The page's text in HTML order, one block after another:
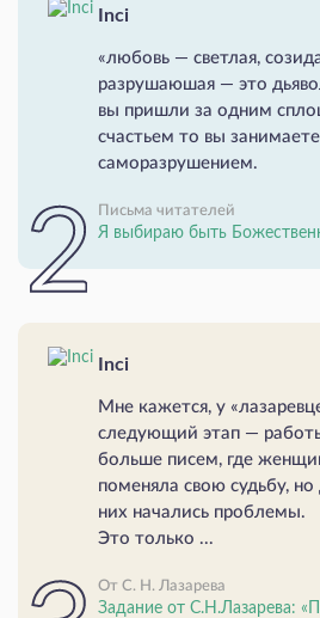
Inci
«любовь — светлая,
разрушаюшая — это
вы пришли за одним
счастьем то вы
саморазрушением.
Письма читателей
Я выбираю быть
Inci
Мне кажется, у
следующий этап —
больше писем, где
поменяла свою судьбу,
них начались проблемы.
Это только ...
От С. Н. Лазарева
Задание от С.Н.Лазарева: